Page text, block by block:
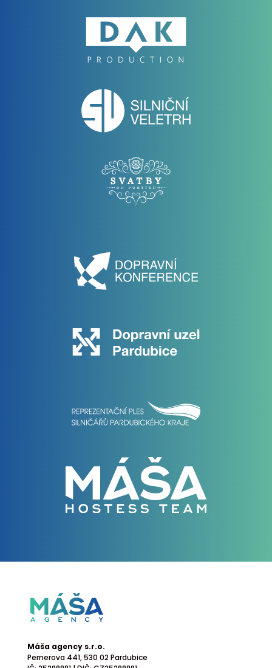
Máša agency s.r.o.
Pernerova 441, 530 02 Pardubice